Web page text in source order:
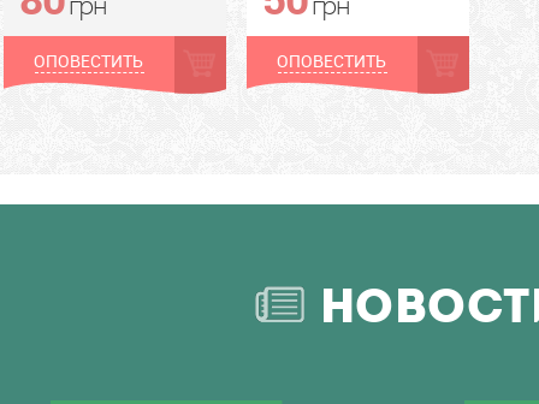
ОПОВЕСТИТЬ ОПОВЕСТИТЬ